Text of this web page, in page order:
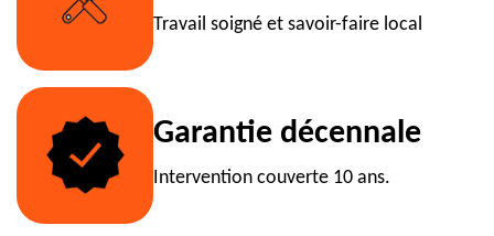
Travail soigné et savoir-faire local
Garantie décennale
Intervention couverte 10 ans.